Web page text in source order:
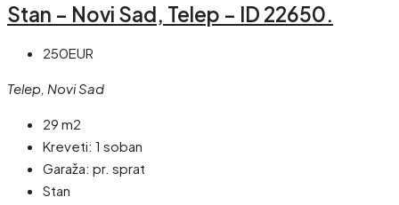
Stan – Novi Sad, Telep – ID 22650.
250EUR
Telep, Novi Sad
29 m2
Kreveti: 1 soban
Garaža: pr. sprat
Stan